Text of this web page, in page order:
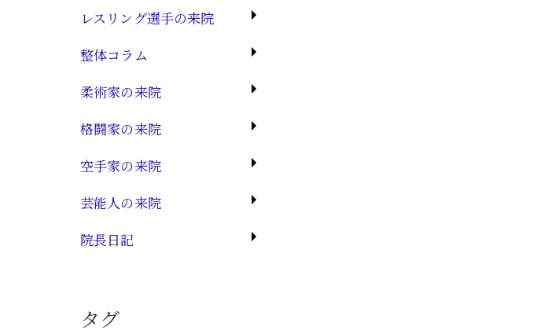
レスリング選手の来院
整体コラム
柔術家の来院
格闘家の来院
空手家の来院
芸能人の来院
院長日記
タグ